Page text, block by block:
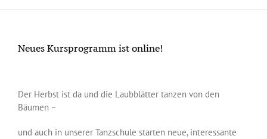
Neues Kursprogramm ist online!
grösseres
Bild
Der Herbst ist da und die Laubblätter tanzen von den
Bäumen –
und auch in unserer Tanzschule starten neue, interessante